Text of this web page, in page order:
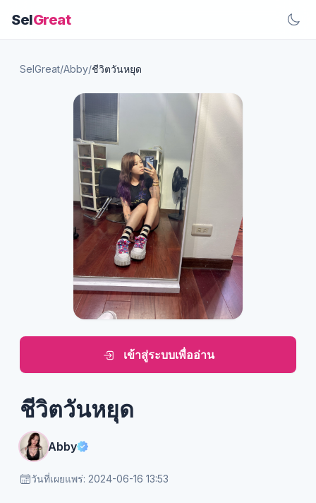
SelGreat
SelGreat/Abby/ชีวิตวันหยุด
เข้าสู่ระบบเพื่ออ่าน
ชีวิตวันหยุด
Abby
วันที่เผยแพร่: 2024-06-16 13:53